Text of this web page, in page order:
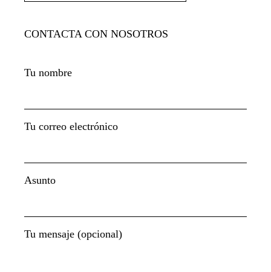
CONTACTA CON NOSOTROS
Tu nombre
Tu correo electrónico
Asunto
Tu mensaje (opcional)